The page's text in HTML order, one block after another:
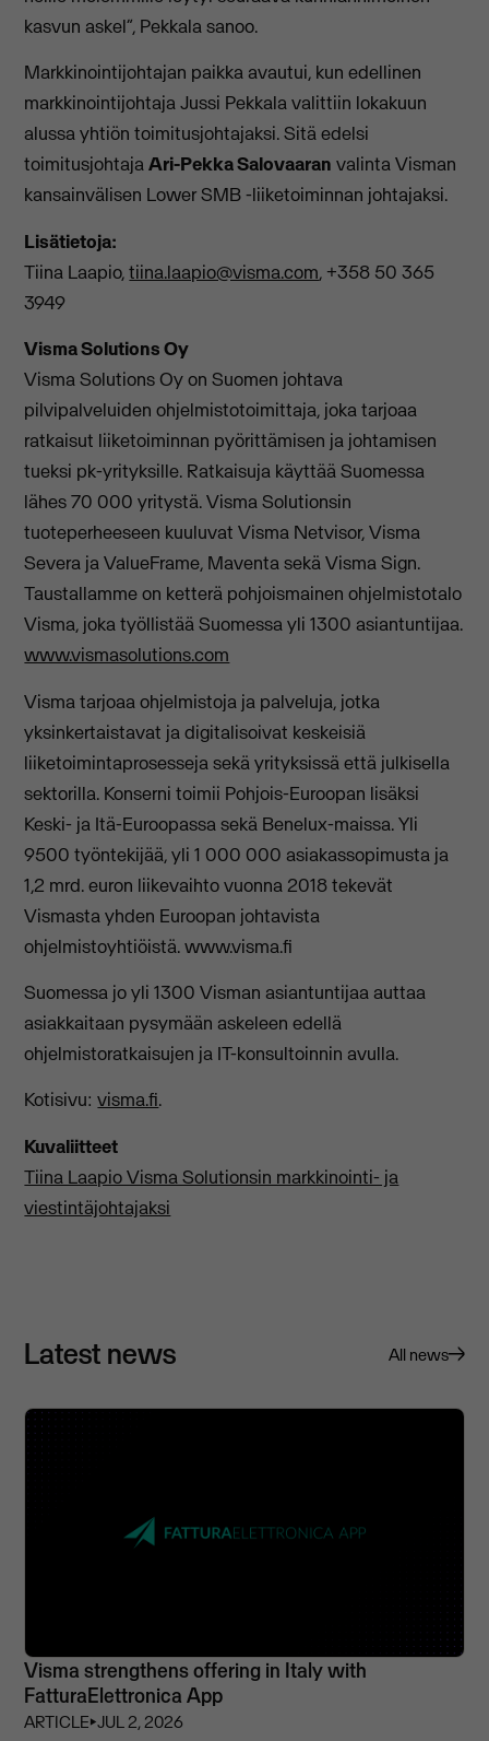
kasvun askel”, Pekkala sanoo.
Markkinointijohtajan paikka avautui, kun edellinen
markkinointijohtaja Jussi Pekkala valittiin lokakuun
alussa yhtiön toimitusjohtajaksi. Sitä edelsi
toimitusjohtajaAri-Pekka Salovaaran valinta Visman
kansainvälisen Lower SMB -liiketoiminnan johtajaksi.
Lisätietoja:
Tiina Laapio,tiina.laapio@visma.com, +358 50 365
3949
Visma Solutions Oy
Visma Solutions Oy on Suomen johtava
pilvipalveluiden ohjelmistotoimittaja, joka tarjoaa
ratkaisut liiketoiminnan pyörittämisen ja johtamisen
tueksi pk-yrityksille. Ratkaisuja käyttää Suomessa
lähes 70 000 yritystä. Visma Solutionsin
tuoteperheeseen kuuluvat Visma Netvisor, Visma
Severa ja ValueFrame, Maventa sekä Visma Sign.
Taustallamme on ketterä pohjoismainen ohjelmistotalo
Visma, joka työllistää Suomessa yli 1300 asiantuntijaa.
www.vismasolutions.com
Visma tarjoaa ohjelmistoja ja palveluja, jotka
yksinkertaistavat ja digitalisoivat keskeisiä
liiketoimintaprosesseja sekä yrityksissä että julkisella
sektorilla. Konserni toimii Pohjois-Euroopan lisäksi
Keski- ja Itä-Euroopassa sekä Benelux-maissa. Yli
9500 työntekijää, yli 1 000 000 asiakassopimusta ja
1,2 mrd. euron liikevaihto vuonna 2018 tekevät
Vismasta yhden Euroopan johtavista
ohjelmistoyhtiöistä. www.visma.fi
Suomessa jo yli 1300 Visman asiantuntijaa auttaa
asiakkaitaan pysymään askeleen edellä
ohjelmistoratkaisujen ja IT-konsultoinnin avulla.
Kotisivu:visma.fi.
Kuvaliitteet
Tiina Laapio Visma Solutionsin markkinointi- ja
viestintäjohtajaksi
Latest news All news
Visma strengthens offering in Italy with
FatturaElettronica App
ARTICLE⏵JUL 2, 2026